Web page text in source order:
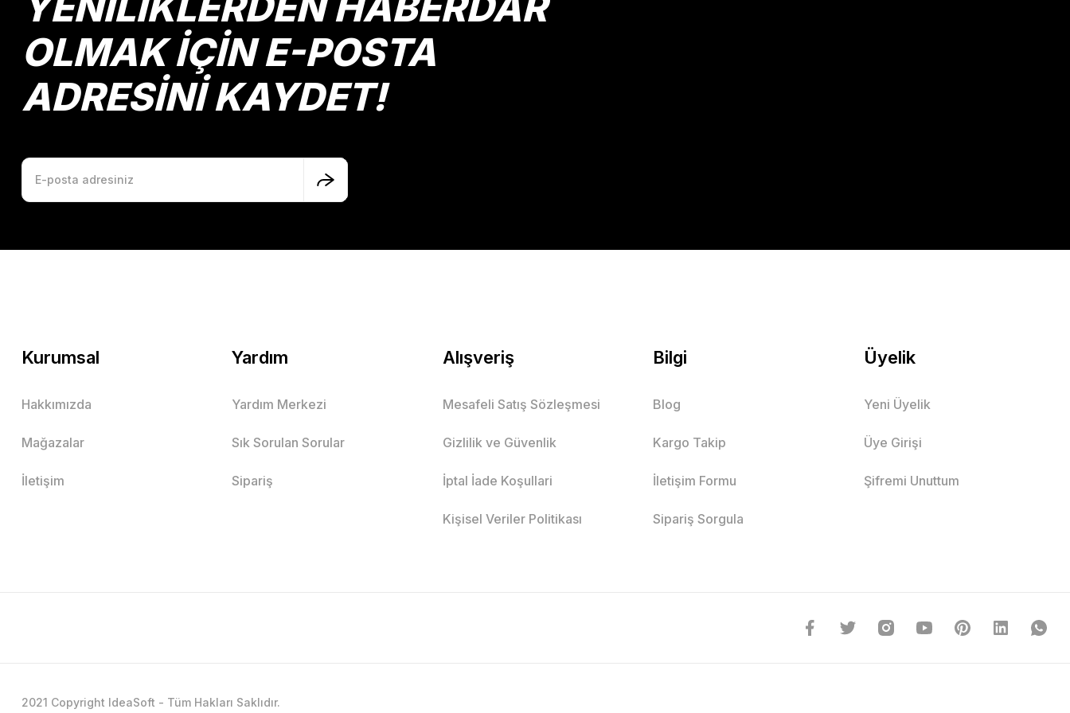
Ürün fiyatı diğer sitelerden daha pahalı.
Bu ürüne benzer farklı alternatifler olmalı.
OLMAK İÇİN E-POSTA
ADRESİNİ KAYDET!
Kurumsal
Hakkımızda
Mağazalar
İletişim
Yardım
Yardım Merkezi
Sık Sorulan Sorular
Sipariş
Alışveriş
Mesafeli Satış Sözleşmesi
Gizlilik ve Güvenlik
İptal İade Koşullari
Kişisel Veriler Politikası
Bilgi
Blog
Kargo Takip
İletişim Formu
Sipariş Sorgula
Üyelik
Yeni Üyelik
Üye Girişi
Şifremi Unuttum
2021 Copyright IdeaSoft - Tüm Hakları Saklıdır.